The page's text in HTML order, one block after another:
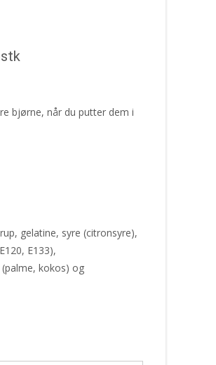
bjørne, når du putter dem i
gelatine, syre (citronsyre),
E133),
kokos) og